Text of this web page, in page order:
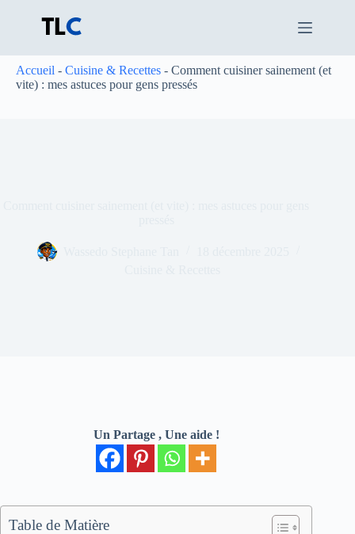
Accueil - Cuisine & Recettes - Comment cuisiner sainement (et
vite) : mes astuces pour gens pressés
Un Partage , Une aide !
Table de Matière